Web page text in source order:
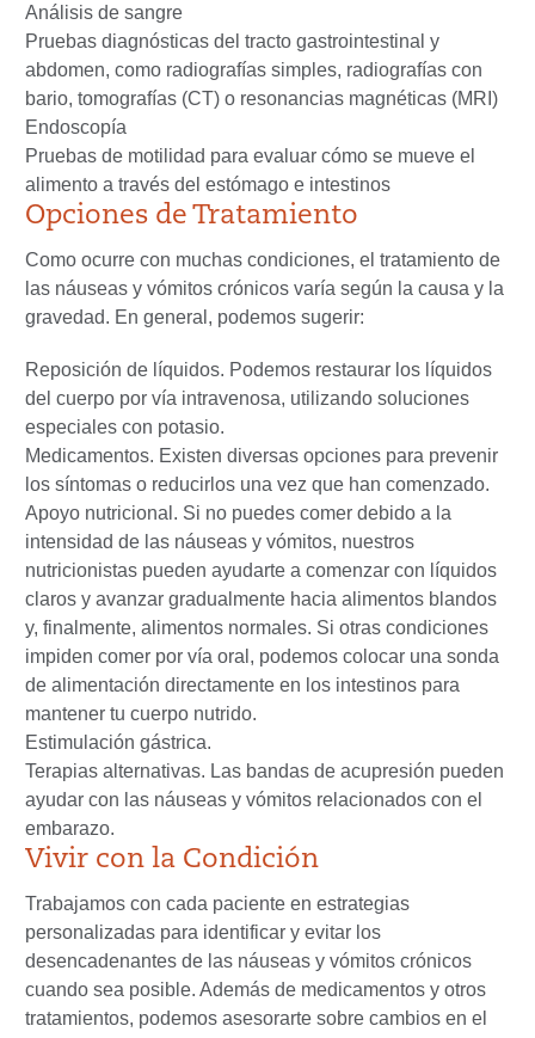
Análisis de sangre
Pruebas diagnósticas del tracto gastrointestinal y
abdomen, como radiografías simples, radiografías con
bario, tomografías (CT) o resonancias magnéticas (MRI)
Endoscopía
Pruebas de motilidad para evaluar cómo se mueve el
alimento a través del estómago e intestinos
Opciones de Tratamiento
Como ocurre con muchas condiciones, el tratamiento de
las náuseas y vómitos crónicos varía según la causa y la
gravedad. En general, podemos sugerir:
Reposición de líquidos. Podemos restaurar los líquidos
del cuerpo por vía intravenosa, utilizando soluciones
especiales con potasio.
Medicamentos. Existen diversas opciones para prevenir
los síntomas o reducirlos una vez que han comenzado.
Apoyo nutricional. Si no puedes comer debido a la
intensidad de las náuseas y vómitos, nuestros
nutricionistas pueden ayudarte a comenzar con líquidos
claros y avanzar gradualmente hacia alimentos blandos
y, finalmente, alimentos normales. Si otras condiciones
impiden comer por vía oral, podemos colocar una sonda
de alimentación directamente en los intestinos para
mantener tu cuerpo nutrido.
Estimulación gástrica.
Terapias alternativas. Las bandas de acupresión pueden
ayudar con las náuseas y vómitos relacionados con el
embarazo.
Vivir con la Condición
Trabajamos con cada paciente en estrategias
personalizadas para identificar y evitar los
desencadenantes de las náuseas y vómitos crónicos
cuando sea posible. Además de medicamentos y otros
tratamientos, podemos asesorarte sobre cambios en el